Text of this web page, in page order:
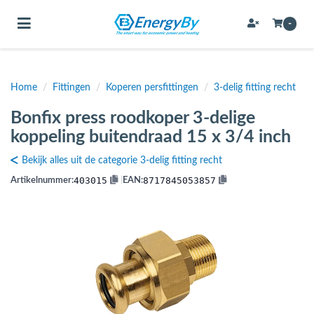
(Bevestigingsmateriaal / schroeven)
(Buffervaten, hygiene boilers & boilervaten)
(Buizen & leidingen)
(Expansievaten)
Toggle navigation -
Home / Fittingen / Koperen persfittingen / 3-delig fitting recht
Bonfix press roodkoper 3-delige
koppeling buitendraad 15 x 3/4 inch
Bekijk alles uit de categorie 3-delig fitting recht
Artikelnummer:403015 EAN:8717845053857